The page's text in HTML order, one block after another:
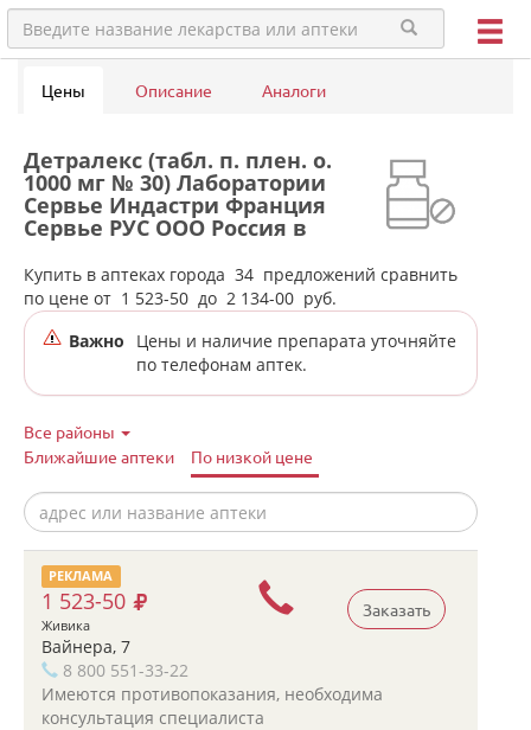
Цены Описание Аналоги
Детралекс (табл. п. плен. о.
1000 мг № 30) Лаборатории
Сервье Индастри Франция
Сервье РУС ООО Россия в
аптеках города
Первоуральска
Купить в аптеках города 34 предложений сравнить
по цене от 1 523-50 до 2 134-00 руб.
Важно
Цены и наличие препарата уточняйте
по телефонам аптек.
Все районы
Ближайшие аптеки
По низкой цене
РЕКЛАМА
Заказать
1 523-50
Живика
Вайнера, 7
8 800 551-33-22
Имеются противопоказания, необходима
консультация специалиста